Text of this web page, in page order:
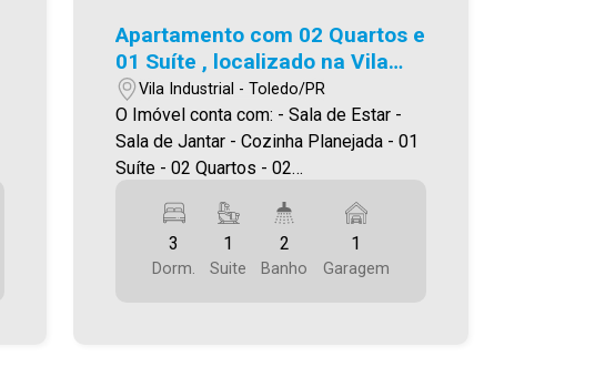
Apartamento com 02 Quartos e
01 Suíte , localizado na Vila
Industrial em Toledo.
Vila Industrial - Toledo/PR
O Imóvel conta com: - Sala de Estar -
Sala de Jantar - Cozinha Planejada - 01
Suíte - 02 Quartos - 02
serviço - Sacada com churrasqueira -
Garagem coberta Área privativa
86,90m² A Imobiliária Ativa possui hoje
3
Dorm.
1
Suite
2
Banho
1
Garagem